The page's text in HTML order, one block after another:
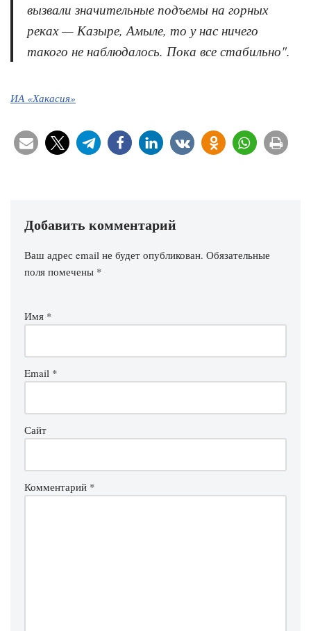
вызвали значительные подъемы на горных
реках — Казыре, Амыле, то у нас ничего
такого не наблюдалось. Пока все стабильно".
ИА «Хакасия»
Добавить комментарий
Ваш адрес email не будет опубликован. Обязательные
поля помечены *
Имя *
Email *
Сайт
Комментарий *